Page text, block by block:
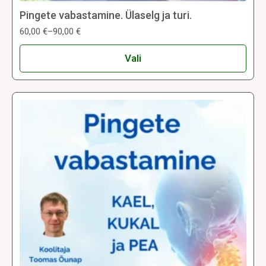
Pingete vabastamine. Ülaselg ja turi.
60,00 €–90,00 €
Hinnavahemik:
60,00 €
90,00 €
Vali
Sellel
on
mitu
tootelehel.